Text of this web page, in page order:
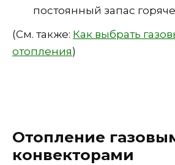
постоянный запас
(См. также: Как выбрать
отопления)
Отопление
конвекторами